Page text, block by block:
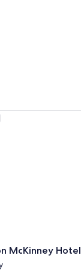
McKinney Hotel
McKinney Hotel